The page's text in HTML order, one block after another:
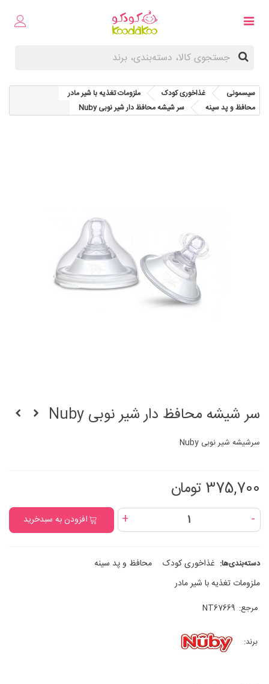
سیسمونی غذاخوری کودک
ملزومات تغذیه با شیر مادر
محافظ و پد سینه
سر شیشه محافظ دار شیر نوبی Nuby
سر شیشه محافظ دار شیر نوبی Nuby
سر‌شیشه شیر نوبی Nuby
375,700 تومان
-
+ افزودن به سبدخرید
دسته‌بندی‌ها: غذاخوری کودک
محافظ و پد سینه
ملزومات تغذیه با شیر مادر
مرجع: NT67669
برند: